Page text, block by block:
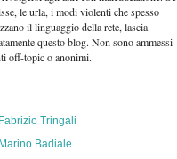
le urla, i modi violenti che spesso
il linguaggio della rete, lascia
questo blog. Non sono ammessi
off-topic o anonimi.
Fabrizio Tringali
Marino Badiale